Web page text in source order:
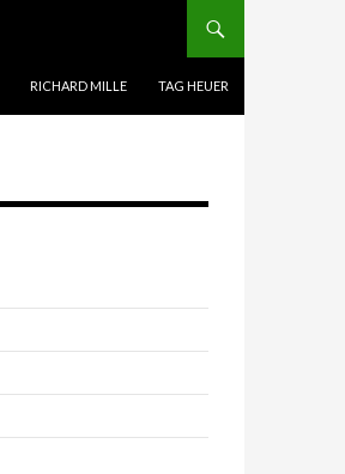
RICHARD MILLE TAG HEUER